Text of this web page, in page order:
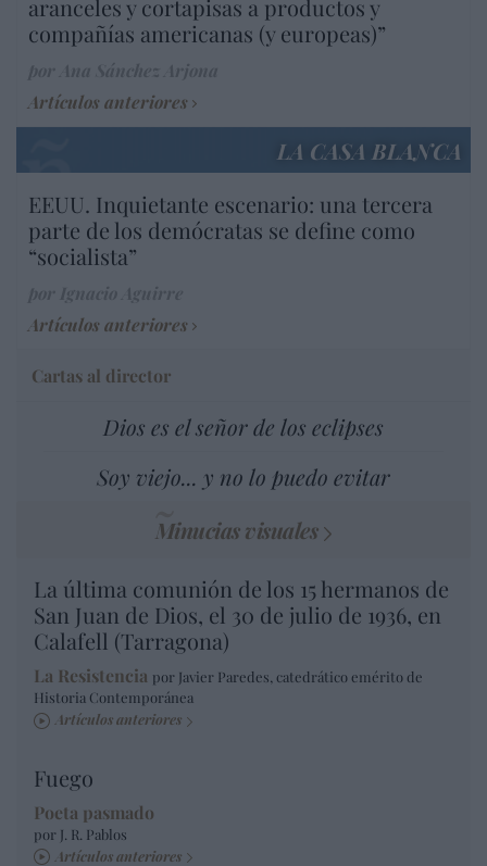
aranceles y cortapisas a productos y
compañías americanas (y europeas)”
Artículos anteriores
LA CASA BLANCA
EEUU. Inquietante escenario: una tercera
parte de los demócratas se define como
“socialista”
Artículos anteriores
Cartas al director
Dios es el señor de los eclipses
Soy viejo... y no lo puedo evitar
Minucias visuales
La última comunión de los 15 hermanos de
San Juan de Dios, el 30 de julio de 1936, en
Calafell (Tarragona)
La Resistencia por Javier Paredes, catedrático emérito de
Historia Contemporánea
Artículos anteriores
Fuego
Poeta pasmado
por J. R. Pablos
Artículos anteriores